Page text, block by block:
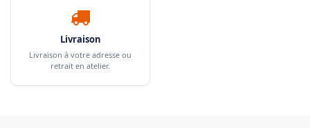
Livraison
Livraison à votre adresse ou
retrait en atelier.